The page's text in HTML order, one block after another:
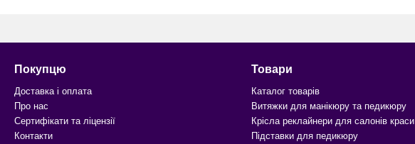
Покупцю
Доставка і оплата
Про нас
Сертифікати та ліцензії
Контакти
Товари
Каталог товарів
Витяжки для манікюру та педикюру
Крісла реклайнери для салонів краси
Підставки для педикюру